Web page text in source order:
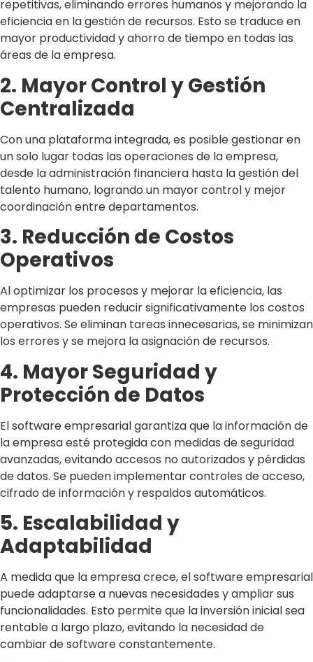
repetitivas, eliminando errores humanos y mejorando la
eficiencia en la gestión de recursos. Esto se traduce en
mayor productividad y ahorro de tiempo en todas las
áreas de la empresa.
2. Mayor Control y Gestión
Centralizada
Con una plataforma integrada, es posible gestionar en
un solo lugar todas las operaciones de la empresa,
desde la administración financiera hasta la gestión del
talento humano, logrando un mayor control y mejor
coordinación entre departamentos.
3. Reducción de Costos
Operativos
Al optimizar los procesos y mejorar la eficiencia, las
empresas pueden reducir significativamente los costos
operativos. Se eliminan tareas innecesarias, se minimizan
los errores y se mejora la asignación de recursos.
4. Mayor Seguridad y
Protección de Datos
El software empresarial garantiza que la información de
la empresa esté protegida con medidas de seguridad
avanzadas, evitando accesos no autorizados y pérdidas
de datos. Se pueden implementar controles de acceso,
cifrado de información y respaldos automáticos.
5. Escalabilidad y
Adaptabilidad
A medida que la empresa crece, el software empresarial
puede adaptarse a nuevas necesidades y ampliar sus
funcionalidades. Esto permite que la inversión inicial sea
rentable a largo plazo, evitando la necesidad de
cambiar de software constantemente.